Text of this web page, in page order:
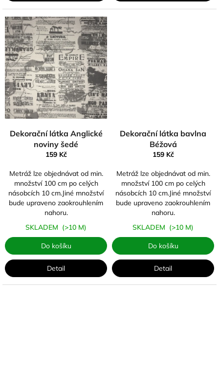
Dekorační látka Anglické
noviny šedé
159 Kč
Metráž lze objednávat od min.
množství 100 cm po celých
násobcích 10 cm.Jiné množství
bude upraveno zaokrouhlením
nahoru.
SKLADEM (>10 M)
Do košíku
Detail
Dekorační látka bavlna
Béžová
159 Kč
Metráž lze objednávat od min.
množství 100 cm po celých
násobcích 10 cm.Jiné množství
bude upraveno zaokrouhlením
nahoru.
SKLADEM (>10 M)
Do košíku
Detail